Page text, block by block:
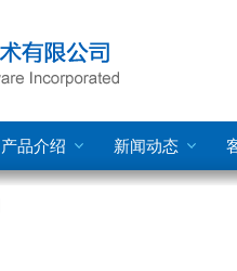
产品介绍 新闻动态